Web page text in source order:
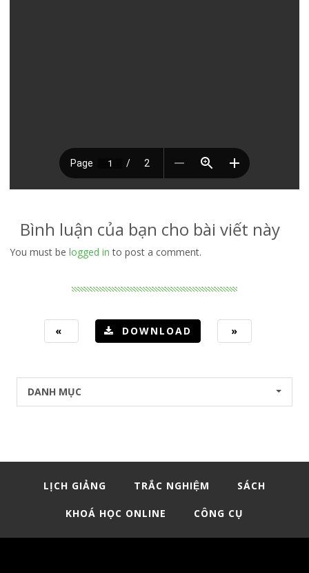
Bình luận của bạn cho bài viết này
You must be logged in to post a comment.
« DOWNLOAD »
DANH MỤC
LỊCH GIẢNG TRẮC NGHIỆM SÁCH
KHOÁ HỌC ONLINE CÔNG CỤ